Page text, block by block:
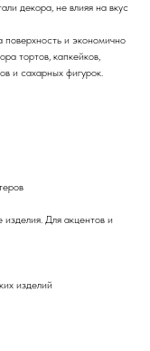
декора, не влияя на вкус
поверхность и экономично
тортов, капкейков,
и сахарных фигурок.
Для акцентов и
изделий